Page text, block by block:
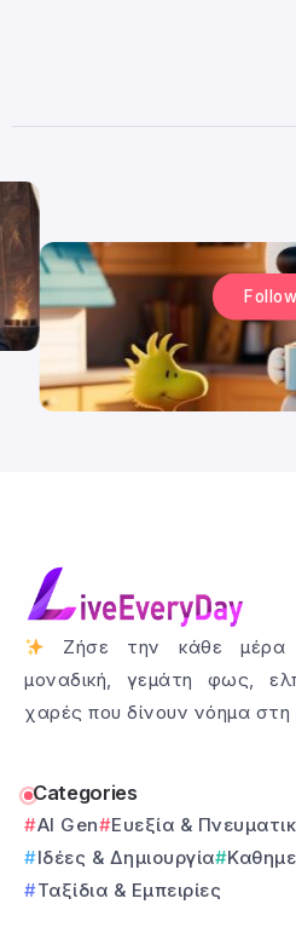
Follow
Ζήσε την κάθε μέρα
μοναδική, γεμάτη φως,
χαρές που δίνουν νόημα
Categories
AI Gen
Ευεξία &
Ιδέες & Δημιουργία
Ταξίδια & Εμπειρίες